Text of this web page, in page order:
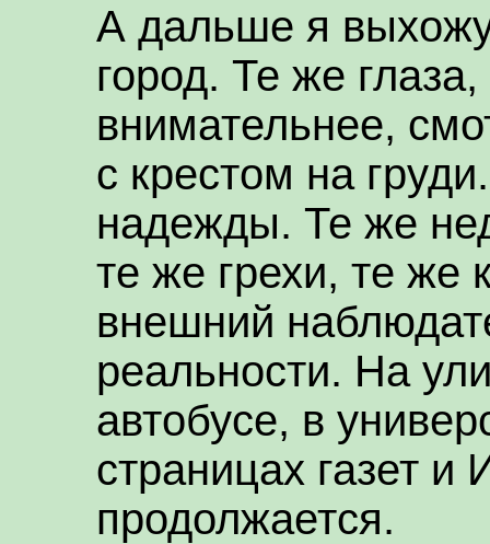
А дальше я
город. Те же
внимательнее,
с крестом на
надежды. Те же
те же грехи, те
внешний
реальности. На
автобусе, в
страницах газет
продолжается.